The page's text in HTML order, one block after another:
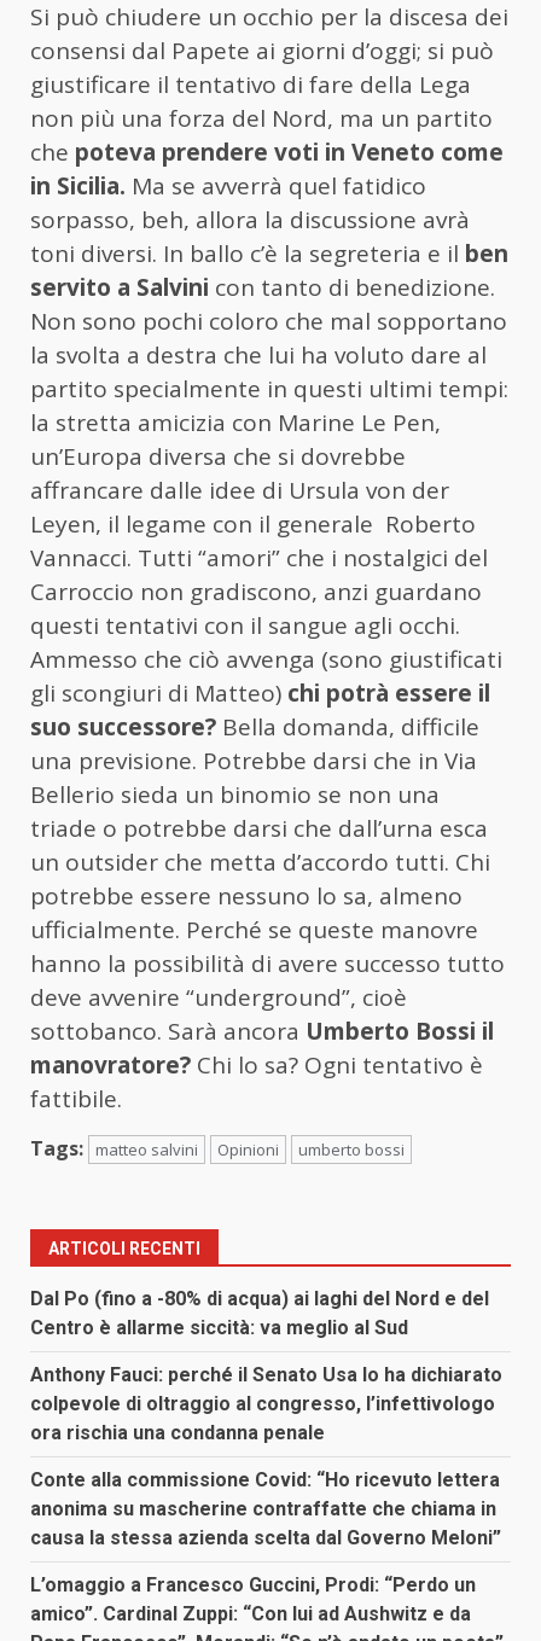
Si può chiudere un occhio per la discesa dei
consensi dal Papete ai giorni d’oggi; si può
giustificare il tentativo di fare della Lega
non più una forza del Nord, ma un partito
che poteva prendere voti in Veneto come
in Sicilia. Ma se avverrà quel fatidico
sorpasso, beh, allora la discussione avrà
toni diversi. In ballo c’è la segreteria e il ben
servito a Salvini con tanto di benedizione.
Non sono pochi coloro che mal sopportano
la svolta a destra che lui ha voluto dare al
partito specialmente in questi ultimi tempi:
la stretta amicizia con Marine Le Pen,
un’Europa diversa che si dovrebbe
affrancare dalle idee di Ursula von der
Leyen, il legame con il generale Roberto
Vannacci. Tutti “amori” che i nostalgici del
Carroccio non gradiscono, anzi guardano
questi tentativi con il sangue agli occhi.
Ammesso che ciò avvenga (sono giustificati
gli scongiuri di Matteo) chi potrà essere il
suo successore? Bella domanda, difficile
una previsione. Potrebbe darsi che in Via
Bellerio sieda un binomio se non una
triade o potrebbe darsi che dall’urna esca
un outsider che metta d’accordo tutti. Chi
potrebbe essere nessuno lo sa, almeno
ufficialmente. Perché se queste manovre
hanno la possibilità di avere successo tutto
deve avvenire “underground”, cioè
sottobanco. Sarà ancora Umberto Bossi il
manovratore? Chi lo sa? Ogni tentativo è
fattibile.
Tags: matteo salvini Opinioni umberto bossi
ARTICOLI RECENTI
Dal Po (fino a -80% di acqua) ai laghi del Nord e del
Centro è allarme siccità: va meglio al Sud
Anthony Fauci: perché il Senato Usa lo ha dichiarato
colpevole di oltraggio al congresso, l’infettivologo
ora rischia una condanna penale
Conte alla commissione Covid: “Ho ricevuto lettera
anonima su mascherine contraffatte che chiama in
causa la stessa azienda scelta dal Governo Meloni”
L’omaggio a Francesco Guccini, Prodi: “Perdo un
amico”. Cardinal Zuppi: “Con lui ad Aushwitz e da